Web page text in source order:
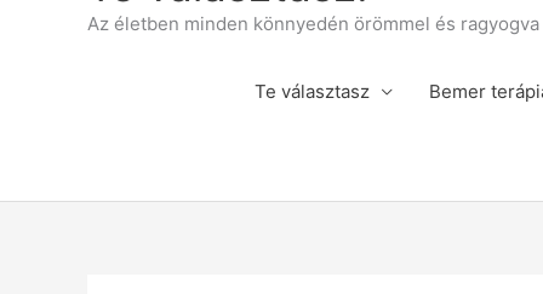
Az életben minden könnyedén örömmel és
Te választasz Bemer